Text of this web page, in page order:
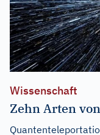
Wissenschaft
Zehn Arten